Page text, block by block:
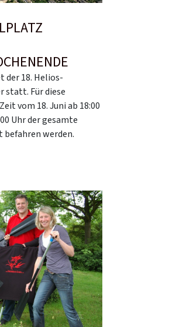
der 18. Helios-
statt. Für diese
vom 18. Juni ab 18:00
Uhr der gesamte
werden.